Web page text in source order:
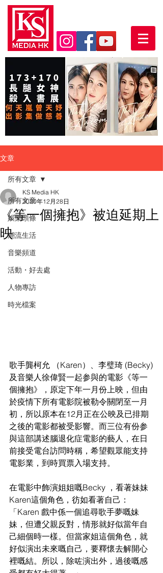
文章
所有文章
娛樂頭條
潮流生活
音樂頻道
活動・好去處
人物專訪
時光檔案
所有文章
《等一個擁抱》被迫延期上
映
KS Media HK
2020年12月28日
歌手龔柯允 （Karen）、李璧琦 (Becky)
及音樂人徐偉賢一起参與的電影《等一
個擁抱》，原定下年一月份上映，但由
於疫情下所有電影院被勒令關閉至一月
初，所以原本在12月正在公映及已排期
之後的電影都被受影響。而三位有份参
與這部講述腦退化症電影的藝人，在日
前接受電台訪問時稱，希望觀眾能支持
電影業，到時買票入場支持。
在電影中飾演姐姐嘅Becky ，看著妹妹
Karen這個角色，彷如看著自己：
「Karen 戲中係一個追尋歌手夢嘅妹
妹，但遭父親反對，情形就好似當年自
己細個時一樣。但當家姐這個角色，就
好似演出未來嘅自己，要釋懷去解開心
裡嘅結。所以，除咗演出外，過後嘅感